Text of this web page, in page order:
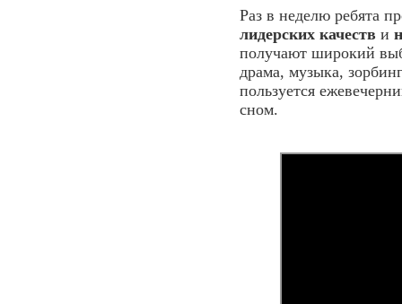
Раз в неделю ребята
лидерских качеств и
получают широкий
драма, музыка,
пользуется
сном.